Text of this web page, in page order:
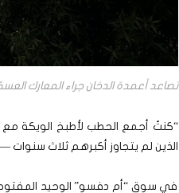
تصاعد أعمدة الدخان جراء المعارك
“كنتُ أجمع الحطب لأطبخ الويكة مع
الذين لم يتجاوز أكبرهم ثلاث
في سوق “أم دفسو” الوحيد المفتوح